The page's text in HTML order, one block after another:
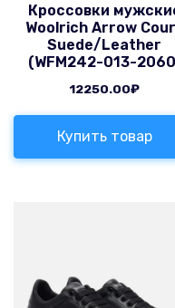
Кроссовки
Woolrich Arrow
Suede/Leather
(WFM242-013-
12250.00₽
Купить товар